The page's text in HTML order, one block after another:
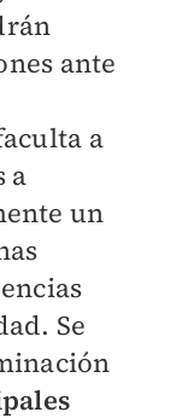
ante
a
a
un
Se